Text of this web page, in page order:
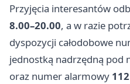
Przyjęcia interesantów
8.00–20.00, a w razie
dyspozycji całodobowe
jednostką nadrzędną pod
oraz numer alarmowy 112